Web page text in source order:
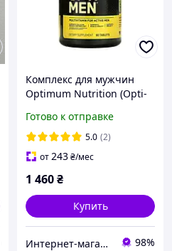
Комплекс для мужчин
Optimum Nutrition (Opti-
Готово к отправке
5.0 (2)
от243₴/мес
1 460₴
Купить
Интернет-магазин "Soul-nutrition" 98%